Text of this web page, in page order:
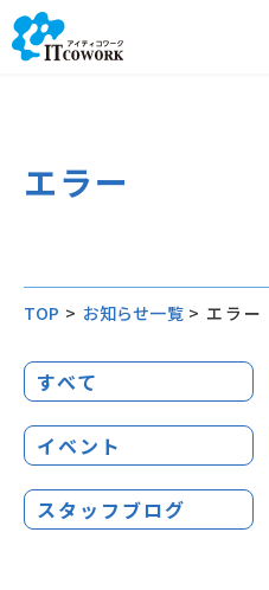
エラー
TOP > お知らせ一覧 > エラー
すべて
イベント
スタッフブログ